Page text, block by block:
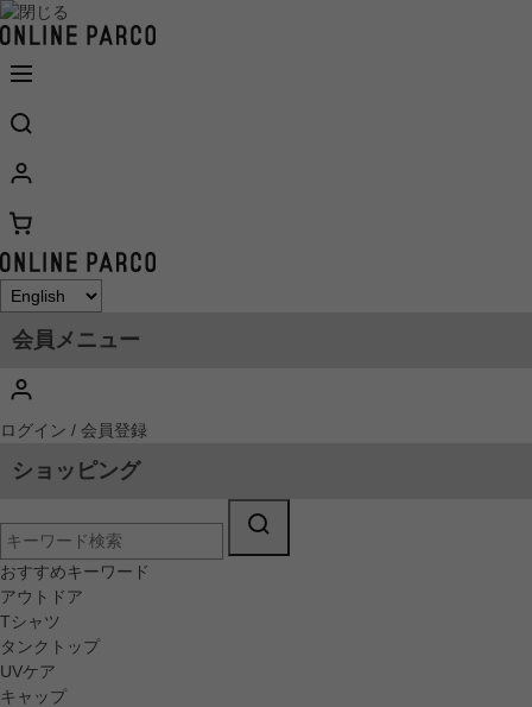
会員メニュー
ログイン / 会員登録
ショッピング
おすすめキーワード
アウトドア
Tシャツ
タンクトップ
UVケア
キャップ